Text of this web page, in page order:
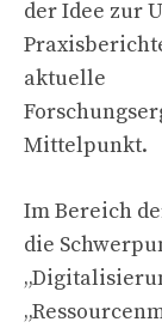
der Idee zur
aktuelle
Mittelpunkt.
Im Bereich
die